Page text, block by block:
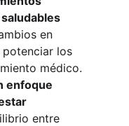
en
los
médico.
enfoque
entre